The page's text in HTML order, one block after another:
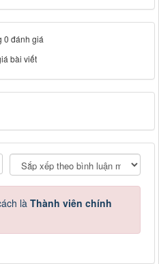
0 đánh giá
bài viết
là Thành viên chính